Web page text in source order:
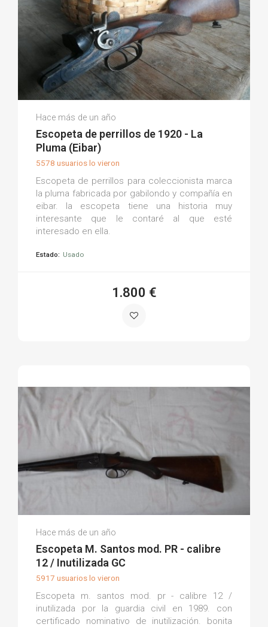
Borja V.
Hace más de un año
Escopeta de perrillos de 1920 - La
Pluma (Eibar)
5578 usuarios lo vieron
Escopeta de perrillos para coleccionista marca
la pluma fabricada por gabilondo y compañía en
eibar. la escopeta tiene una historia muy
interesante que le contaré al que esté
interesado en ella.
Estado: Usado
1.800 €
Jesus C.
Hace más de un año
Escopeta M. Santos mod. PR - calibre
12 / Inutilizada GC
5917 usuarios lo vieron
Escopeta m. santos mod. pr - calibre 12 /
inutilizada por la guardia civil en 1989. con
certificado nominativo de inutilización. bonita